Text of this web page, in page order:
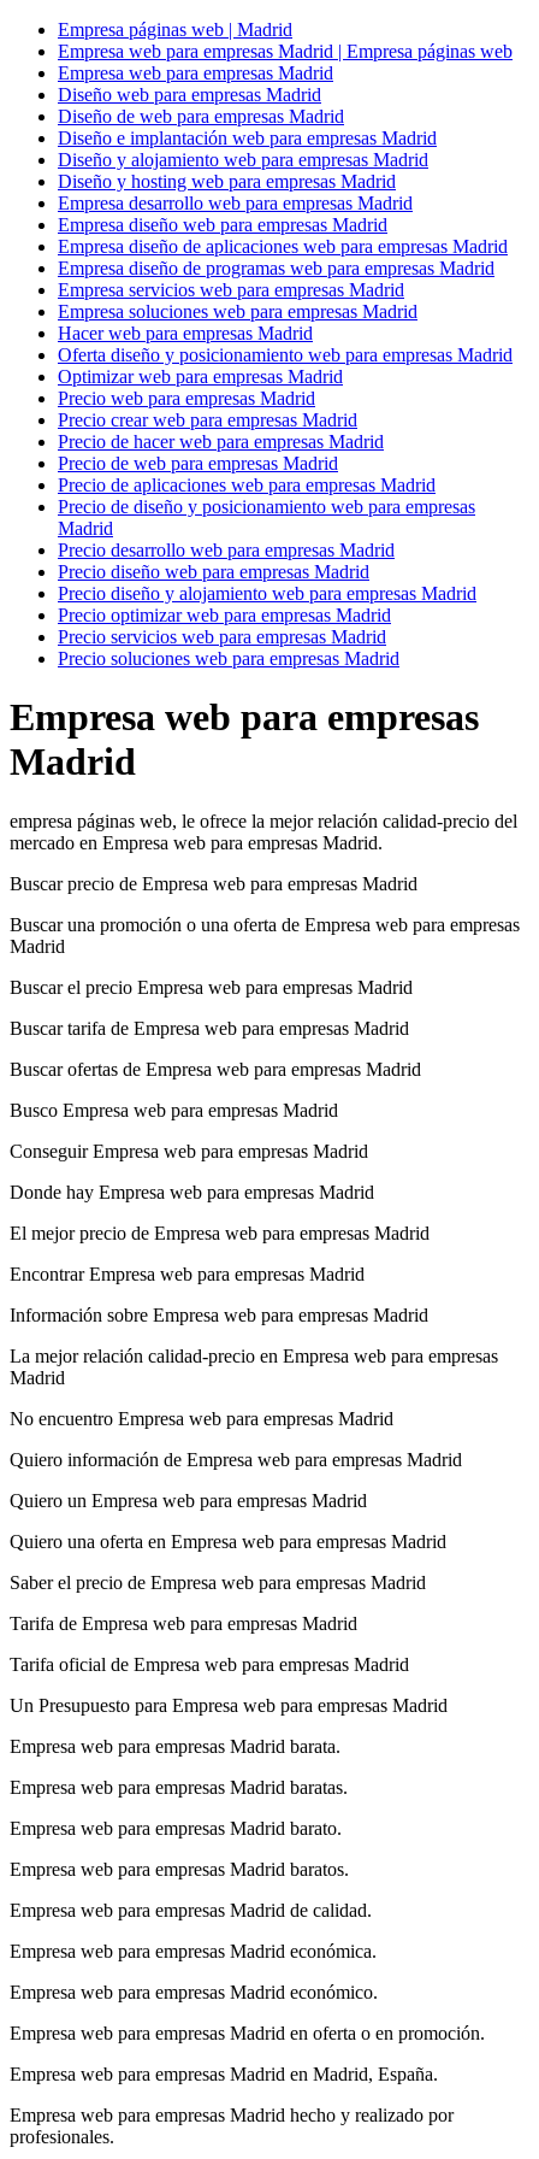
Empresa páginas web | Madrid
Empresa web para empresas Madrid | Empresa páginas web
Empresa web para empresas Madrid
Diseño web para empresas Madrid
Diseño de web para empresas Madrid
Diseño e implantación web para empresas Madrid
Diseño y alojamiento web para empresas Madrid
Diseño y hosting web para empresas Madrid
Empresa desarrollo web para empresas Madrid
Empresa diseño web para empresas Madrid
Empresa diseño de aplicaciones web para empresas Madrid
Empresa diseño de programas web para empresas Madrid
Empresa servicios web para empresas Madrid
Empresa soluciones web para empresas Madrid
Hacer web para empresas Madrid
Oferta diseño y posicionamiento web para empresas Madrid
Optimizar web para empresas Madrid
Precio web para empresas Madrid
Precio crear web para empresas Madrid
Precio de hacer web para empresas Madrid
Precio de web para empresas Madrid
Precio de aplicaciones web para empresas Madrid
Precio de diseño y posicionamiento web para empresas
Madrid
Precio desarrollo web para empresas Madrid
Precio diseño web para empresas Madrid
Precio diseño y alojamiento web para empresas Madrid
Precio optimizar web para empresas Madrid
Precio servicios web para empresas Madrid
Precio soluciones web para empresas Madrid
Empresa web para empresas
Madrid
empresa páginas web, le ofrece la mejor relación calidad-precio del
mercado en Empresa web para empresas Madrid.
Buscar precio de Empresa web para empresas Madrid
Buscar una promoción o una oferta de Empresa web para empresas
Madrid
Buscar el precio Empresa web para empresas Madrid
Buscar tarifa de Empresa web para empresas Madrid
Buscar ofertas de Empresa web para empresas Madrid
Busco Empresa web para empresas Madrid
Conseguir Empresa web para empresas Madrid
Donde hay Empresa web para empresas Madrid
El mejor precio de Empresa web para empresas Madrid
Encontrar Empresa web para empresas Madrid
Información sobre Empresa web para empresas Madrid
La mejor relación calidad-precio en Empresa web para empresas
Madrid
No encuentro Empresa web para empresas Madrid
Quiero información de Empresa web para empresas Madrid
Quiero un Empresa web para empresas Madrid
Quiero una oferta en Empresa web para empresas Madrid
Saber el precio de Empresa web para empresas Madrid
Tarifa de Empresa web para empresas Madrid
Tarifa oficial de Empresa web para empresas Madrid
Un Presupuesto para Empresa web para empresas Madrid
Empresa web para empresas Madrid barata.
Empresa web para empresas Madrid baratas.
Empresa web para empresas Madrid barato.
Empresa web para empresas Madrid baratos.
Empresa web para empresas Madrid de calidad.
Empresa web para empresas Madrid económica.
Empresa web para empresas Madrid económico.
Empresa web para empresas Madrid en oferta o en promoción.
Empresa web para empresas Madrid en Madrid, España.
Empresa web para empresas Madrid hecho y realizado por
profesionales.